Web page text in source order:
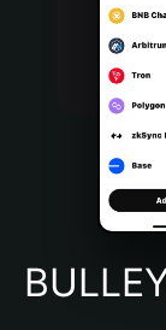
Português
Bahasa Indonesia
Português (Brasil)
Español